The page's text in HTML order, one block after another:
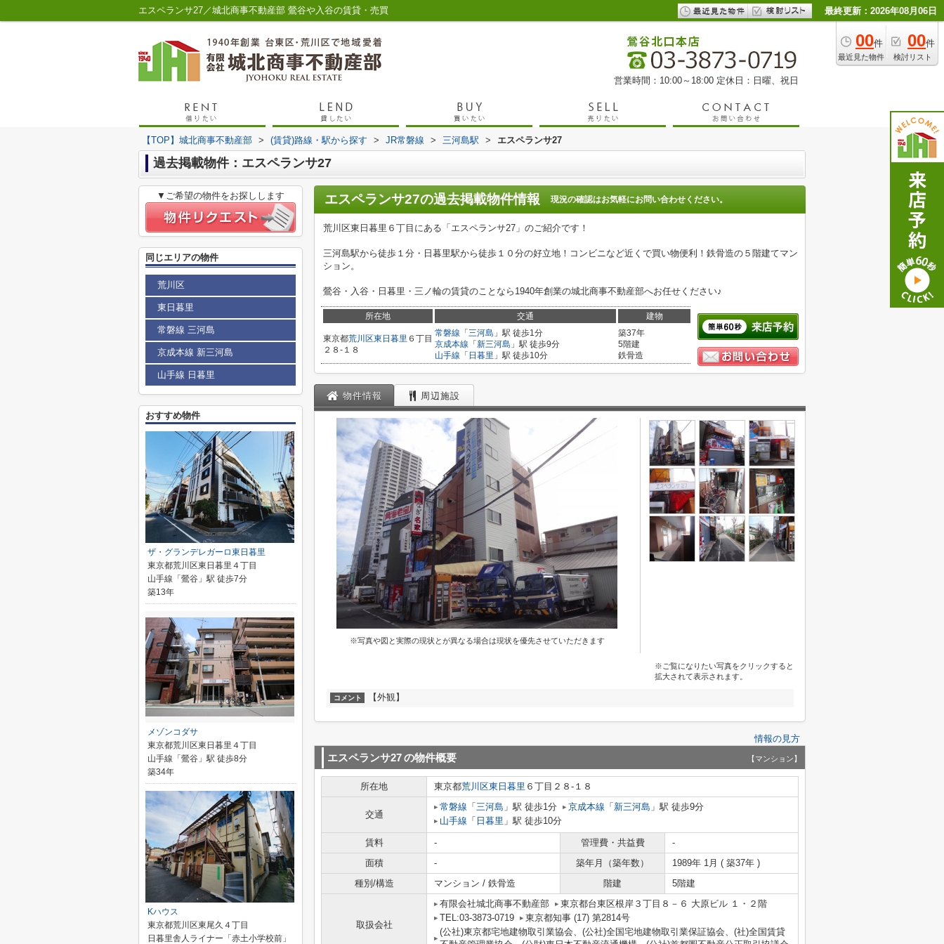
エスペランサ27／城北商事不動産部 鶯谷や入谷の賃貸・売買 最終更新：2026年08月06日
00件
最近見た物件
00件
検討リスト
営業時間：10:00～18:00 定休日：日曜、祝日
【TOP】城北商事不動産部 > (賃貸)路線・駅から探す > JR常磐線 > 三河島駅 > エスペランサ27
過去掲載物件：エスペランサ27
エスペランサ27の過去掲載物件情報 現況の確認はお気軽にお問い合わせください。
荒川区東日暮里６丁目にある「エスペランサ27」のご紹介です！
三河島駅から徒歩１分・日暮里駅から徒歩１０分の好立地！コンビニなど近くで買い物便利！鉄骨造の５階建てマン
ション。
鶯谷・入谷・日暮里・三ノ輪の賃貸のことなら1940年創業の城北商事不動産部へお任せください♪
所在地 交通 建物
東京都荒川区東日暮里 ６丁目
２８-１８
常磐線 「 三河島 」駅 徒歩1分
京成本線 「 新三河島 」駅 徒歩9分
山手線 「 日暮里 」駅 徒歩10分
築37年
5階建
鉄骨造
物件情報 周辺施設
※写真や図と実際の現状とが異なる場合は現状を優先させていただきます
※ご覧になりたい写真をクリックすると
拡大されて表示されます。
コメント 【外観】
情報の見方
エスペランサ27の物件概要 【マンション】
所在地 東京都荒川区東日暮里 ６丁目２８-１８
交通
常磐線 「 三河島 」駅 徒歩1分 京成本線 「 新三河島 」駅 徒歩9分
山手線 「 日暮里 」駅 徒歩10分
賃料 - 管理費・共益費
-
面積
- 築年月（築年数）
1989年 1月 ( 築37年 )
種別/構造
マンション / 鉄骨造 階建 5階建
取扱会社
有限会社城北商事不動産部
東京都台東区根岸３丁目８－６ 大原ビル １・２階
TEL:03-3873-0719
東京都知事 (17) 第2814号
(公社)東京都宅地建物取引業協会、(公社)全国宅地建物取引業保証協会、(社)全国賃貸
▼ご希望の物件をお探しします
同じエリアの物件
荒川区
東日暮里
常磐線 三河島
京成本線 新三河島
山手線 日暮里
おすすめ物件
ザ・グランデレガーロ東日暮里
東京都荒川区東日暮里４丁目
山手線「鶯谷」駅 徒歩7分
築13年
メゾンコダサ
東京都荒川区東日暮里４丁目
山手線「鶯谷」駅 徒歩8分
築34年
Kハウス
東京都荒川区東尾久４丁目
日暮里舎人ライナー「赤土小学校前」